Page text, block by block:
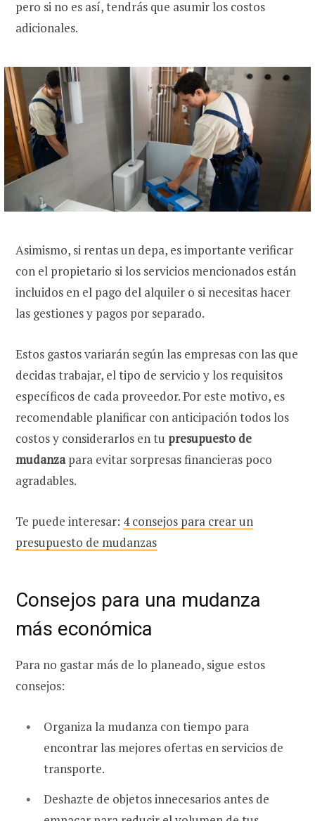
pero si no es así, tendrás que asumir los costos
adicionales.
Asimismo, si rentas un depa, es importante verificar
con el propietario si los servicios mencionados están
incluidos en el pago del alquiler o si necesitas hacer
las gestiones y pagos por separado.
Estos gastos variarán según las empresas con las que
decidas trabajar, el tipo de servicio y los requisitos
específicos de cada proveedor. Por este motivo, es
recomendable planificar con anticipación todos los
costos y considerarlos en tu presupuesto de
mudanzapara evitar sorpresas financieras poco
agradables.
Te puede interesar: 4 consejos para crear un
presupuesto de mudanzas
Consejos para una mudanza
más económica
Para no gastar más de lo planeado, sigue estos
consejos:
Organiza la mudanza con tiempo para
encontrar las mejores ofertas en servicios de
transporte.
Deshazte de objetos innecesarios antes de